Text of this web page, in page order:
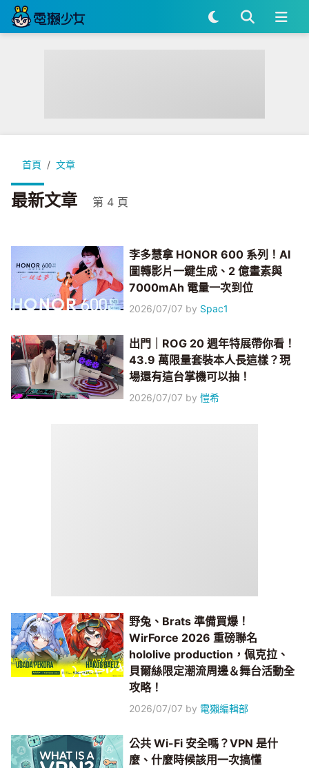
首頁 文章
最新文章 第 4 頁
李多慧拿 HONOR 600 系列！AI
圖轉影片一鍵生成、2 億畫素與
7000mAh 電量一次到位
2026/07/07 by Spac1
出門｜ROG 20 週年特展帶你看！
43.9 萬限量套裝本人長這樣？現
場還有這台掌機可以抽！
2026/07/07 by愷希
野兔、Brats 準備買爆！
WirForce 2026 重磅聯名
hololive production，佩克拉、
貝爾絲限定潮流周邊＆舞台活動全
攻略！
2026/07/07 by 電獺編輯部
公共 Wi-Fi 安全嗎？VPN 是什
麼、什麼時候該用一次搞懂